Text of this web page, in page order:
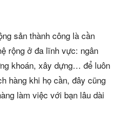
sản thành công là cần
rộng ở đa lĩnh vực: ngân
khoán, xây dựng… để luôn
hàng khi họ cần, đây cũng
làm việc với bạn lâu dài